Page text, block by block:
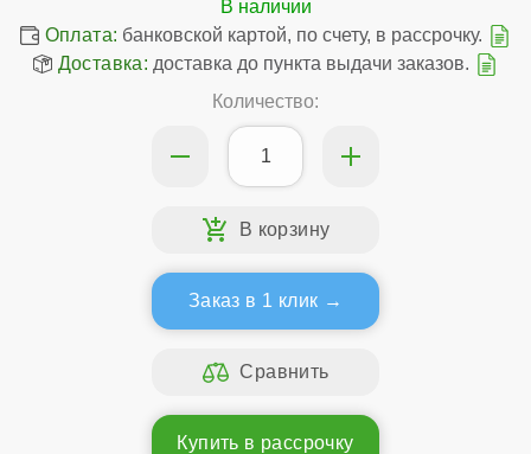
Оплата: банковской картой, по счету, в рассрочку.
Доставка: доставка до пункта выдачи заказов.
Количество:
Заказ в 1 клик
Купить в рассрочку